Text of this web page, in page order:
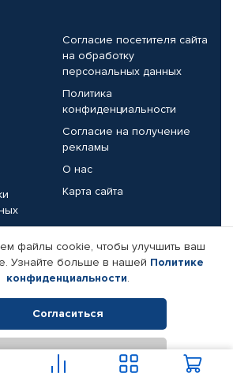
Согласие посетителя сайта
на обработку
персональных данных
Политика
конфиденциальности
Согласие на получение
рекламы
О нас
Карта сайта
Реквизиты компании
2015-2026. Все права защищены.
товаров Автопрофи.
файлы cookie, чтобы улучшить ваш
Узнайте больше в нашей Политике
конфиденциальности.
Согласиться
Отклонить